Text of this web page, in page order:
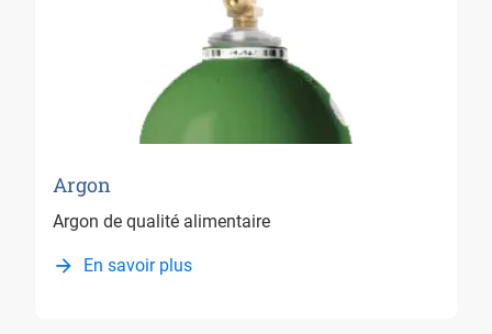
Argon
Argon de qualité alimentaire
En savoir plus